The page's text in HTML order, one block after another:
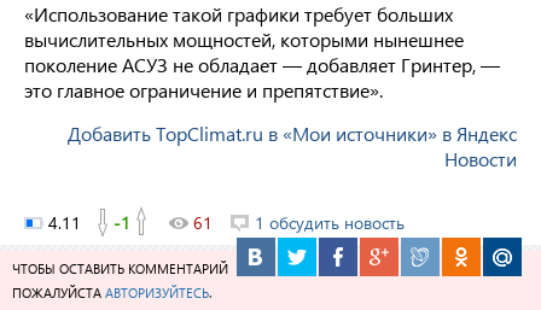
«Использование такой графики требует больших
вычислительных мощностей, которыми нынешнее
поколение АСУЗ не обладает — добавляет Гринтер, —
это главное ограничение и препятствие».
Добавить TopClimat.ru в «Мои источники» в Яндекс
Новости
4.11 -1 61 1 обсудить новость
ЧТОБЫ ОСТАВИТЬ КОММЕНТАРИЙ
ПОЖАЛУЙСТА АВТОРИЗУЙТЕСЬ.